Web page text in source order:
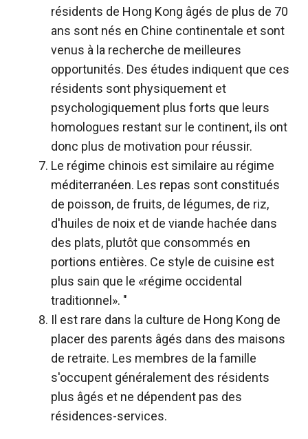
résidents de Hong Kong âgés de plus de 70
ans sont nés en Chine continentale et sont
venus à la recherche de meilleures
opportunités. Des études indiquent que ces
résidents sont physiquement et
psychologiquement plus forts que leurs
homologues restant sur le continent, ils ont
donc plus de motivation pour réussir.
Le régime chinois est similaire au régime
méditerranéen. Les repas sont constitués
de poisson, de fruits, de légumes, de riz,
d'huiles de noix et de viande hachée dans
des plats, plutôt que consommés en
portions entières. Ce style de cuisine est
plus sain que le «régime occidental
traditionnel». "
Il est rare dans la culture de Hong Kong de
placer des parents âgés dans des maisons
de retraite. Les membres de la famille
s'occupent généralement des résidents
plus âgés et ne dépendent pas des
résidences-services.